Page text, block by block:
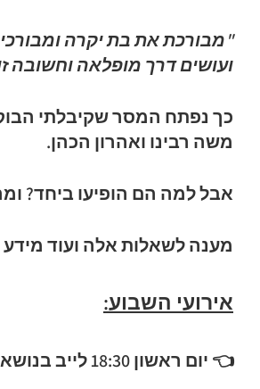
"מבורכת את בת יקרה
ועושים דרך מופלאה וחשובה
כך נפתח המסר שקיבלתי
משה רבינו ואהרון הכהן.
אבל למה הם הופיעו ביחד?
מענה לשאלות אלה ועוד
אירועי השבוע:
👈 יום ראשון 18:30 לייב בנושא יום השיוויון